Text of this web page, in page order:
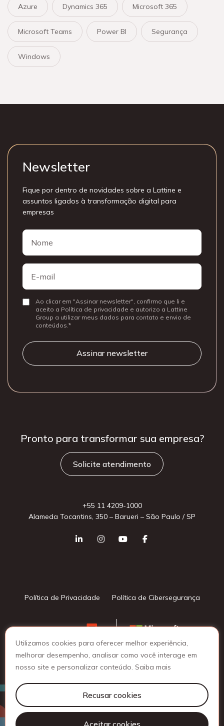
Utilizamos cookies para oferecer melhor experiência,
melhorar desempenho, analisar como você interage em
nosso site e personalizar conteúdo. Saiba mais
Recusar cookies
Aceitar cookies
Azure Dynamics 365 Microsoft 365
Microsoft Teams Power BI Segurança
Windows
Newsletter
Fique por dentro de novidades sobre a Lattine e
assuntos ligados à transformação digital para
empresas
Nome
E-
mail
ConsentirAo clicar em "Assinar newsletter", confirmo que li e
aceito a Política de privacidade e autorizo a Lattine
Group a utilizar meus dados para contato e envio de
conteúdos.
Pronto para transformar sua empresa?
Solicite atendimento
+55 11 4209-1000
Alameda Tocantins, 350 – Barueri – São Paulo / SP
Política de Privacidade Política de Cibersegurança
© 2025 Lattine Group - Todos os direitos reservados